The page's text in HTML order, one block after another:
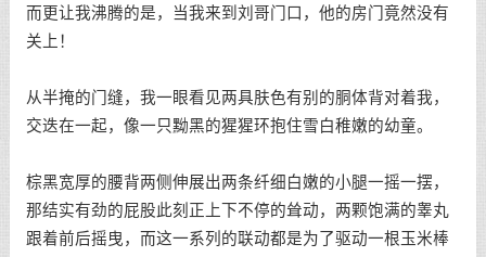
而更让我沸腾的是，当我来到刘哥门口，他的房门竟然没有
关上！
从半掩的门缝，我一眼看见两具肤色有别的胴体背对着我，
交迭在一起，像一只黝黑的猩猩环抱住雪白稚嫩的幼童。
棕黑宽厚的腰背两侧伸展出两条纤细白嫩的小腿一摇一摆，
那结实有劲的屁股此刻正上下不停的耸动，两颗饱满的睾丸
跟着前后摇曳，而这一系列的联动都是为了驱动一根玉米棒